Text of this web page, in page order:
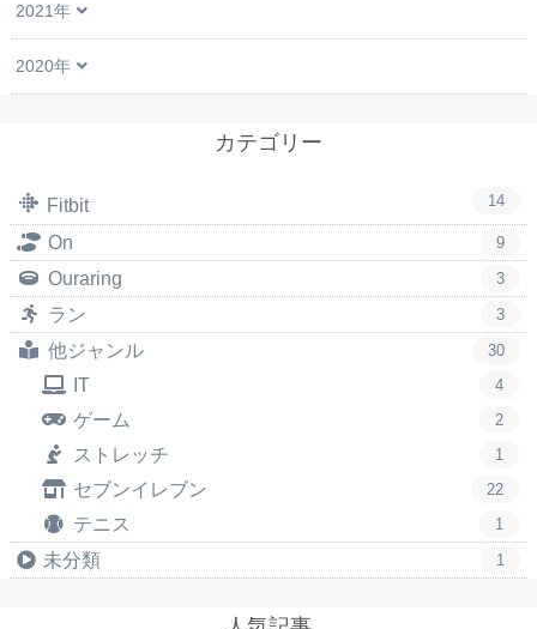
2021年
2020年
カテゴリー
Fitbit 14
On 9
Ouraring 3
ラン 3
他ジャンル 30
IT 4
ゲーム 2
ストレッチ 1
セブンイレブン 22
テニス 1
未分類 1